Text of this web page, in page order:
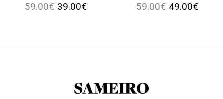
59.00€ 39.00€ 59.00€ 49.00€